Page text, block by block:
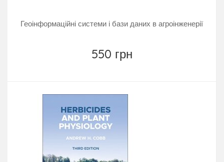
Геоінформаційні системи і бази даних в агроінженерії
550 грн